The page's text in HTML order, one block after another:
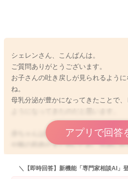
シェレンさん、こんばんは。
ご質問ありがとうございます。
お子さんの吐き戻しが見られるよう
ね。
母乳分泌が豊かになってきたことで
赤ちゃんは胃の形状が縦型であるこ
や喉の筋肉がまだ弱いため、容易に
ゲップと一緒にタラっとするいつ乳
迫をうけて大量に吐くものまで様々で
アプリで回答
＼【即時回答】新機能「専門家相談AI」